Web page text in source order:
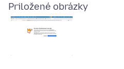
Priložené obrázky